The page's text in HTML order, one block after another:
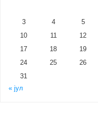
3
4 5
10
11 12
17
18 19
24
25 26
31
« јул